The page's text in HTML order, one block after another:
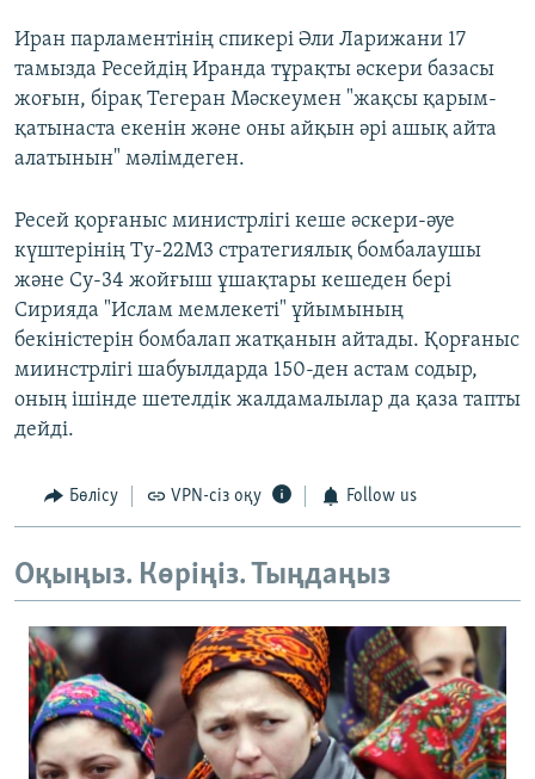
Иран парламентінің спикері Әли Ларижани 17
тамызда Ресейдің Иранда тұрақты әскери базасы
жоғын, бірақ Тегеран Мәскеумен "жақсы қарым-
қатынаста екенін және оны айқын әрі ашық айта
алатынын" мәлімдеген.
Ресей қорғаныс министрлігі кеше әскери-әуе
күштерінің Ту-22М3 стратегиялық бомбалаушы
және Су-34 жойғыш ұшақтары кешеден бері
Сирияда "Ислам мемлекеті" ұйымының
бекіністерін бомбалап жатқанын айтады. Қорғаныс
миинстрлігі шабуылдарда 150-ден астам содыр,
оның ішінде шетелдік жалдамалылар да қаза тапты
дейді.
Бөлісу VPN-сіз оқу Follow us
Оқыңыз. Көріңіз. Тыңдаңыз